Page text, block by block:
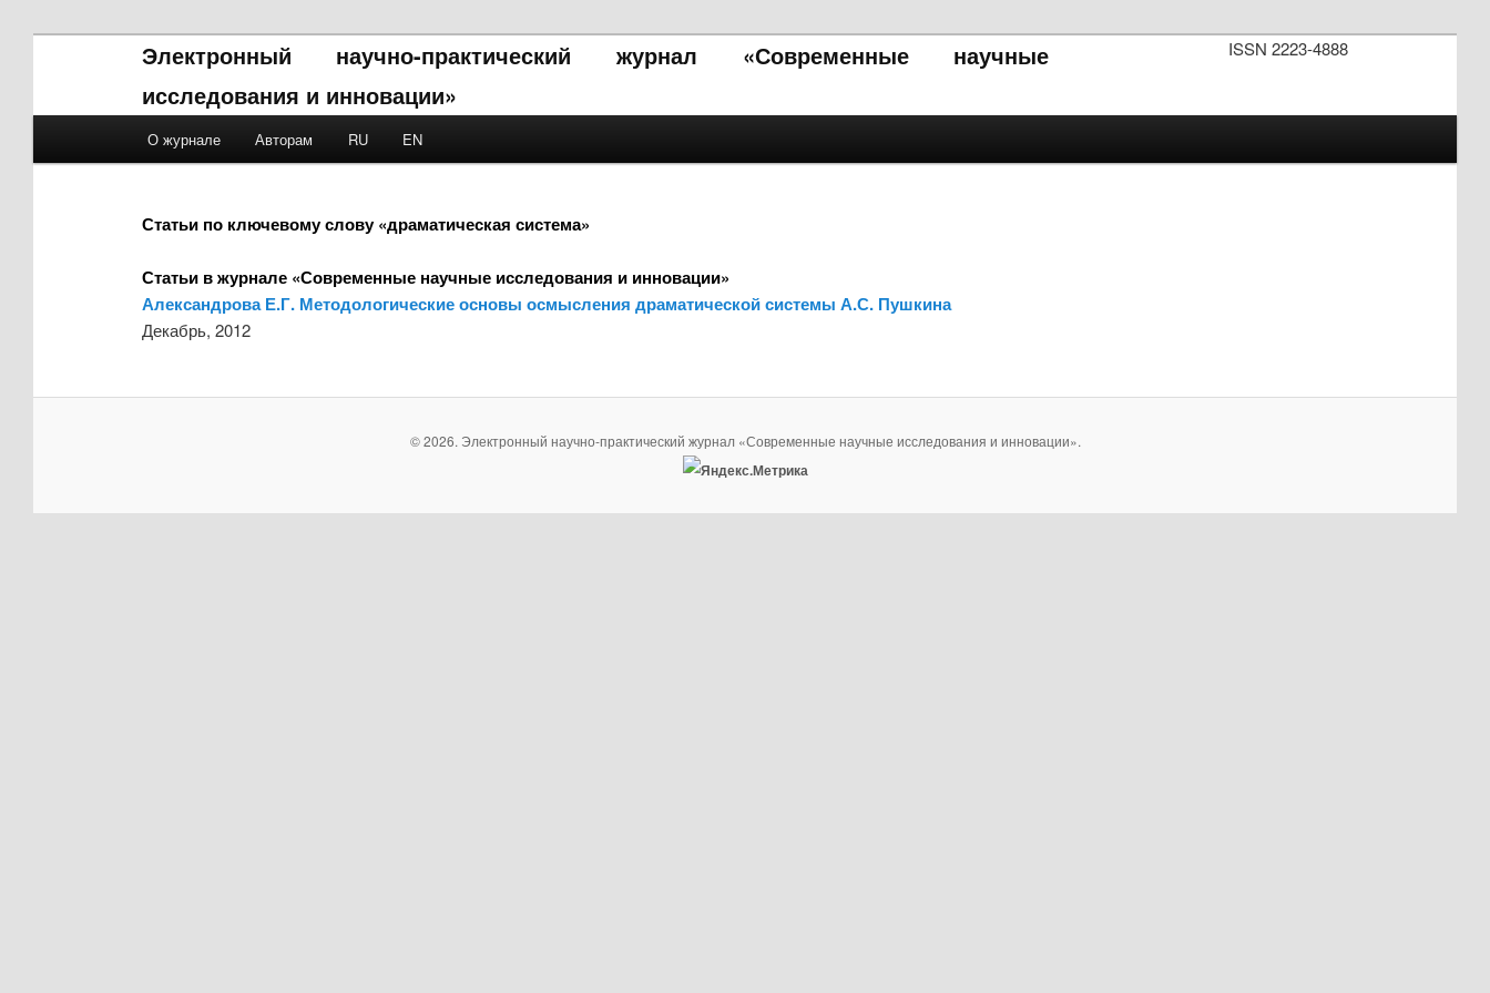
ISSN 2223-4888
Электронный научно-практический журнал «Современные научные
исследования и инновации»
Skip to primary content
Skip to secondary content
О журнале Авторам RU EN
Статьи по ключевому слову «драматическая система»
Статьи в журнале «Современные научные исследования и инновации»
Александрова Е.Г. Методологические основы осмысления драматической системы А.С. Пушкина
Декабрь, 2012
© 2026. Электронный научно-практический журнал «Современные научные исследования и инновации».